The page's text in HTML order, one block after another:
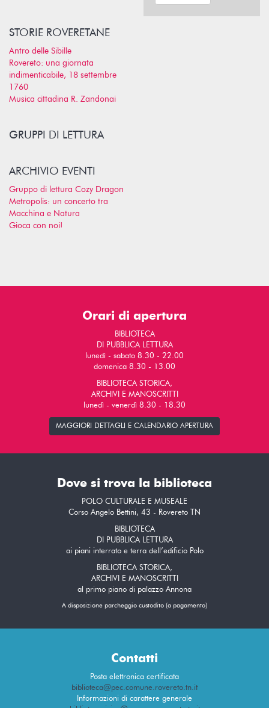
STORIE ROVERETANE
Antro delle Sibille
Rovereto: una giornata
indimenticabile, 18 settembre
1760
Musica cittadina R. Zandonai
GRUPPI DI LETTURA
ARCHIVIO EVENTI
Gruppo di lettura Cozy Dragon
Metropolis: un concerto tra
Macchina e Natura
Gioca con noi!
Orari di apertura
BIBLIOTECA
DI PUBBLICA LETTURA
lunedì - sabato 8.30 - 22.00
domenica 8.30 - 13.00
BIBLIOTECA STORICA,
ARCHIVI E MANOSCRITTI
lunedì - venerdì 8.30 - 18.30
MAGGIORI DETTAGLI E CALENDARIO APERTURA
Dove si trova la biblioteca
POLO CULTURALE E MUSEALE
Corso Angelo Bettini, 43 - Rovereto TN
BIBLIOTECA
DI PUBBLICA LETTURA
ai piani interrato e terra dell’edificio Polo
BIBLIOTECA STORICA,
ARCHIVI E MANOSCRITTI
al primo piano di palazzo Annona
A disposizione parcheggio custodito (a pagamento)
Contatti
Posta elettronica certificata
biblioteca@pec.comune.rovereto.tn.it
Informazioni di carattere generale